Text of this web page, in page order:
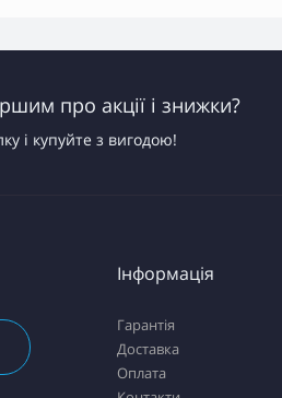
про акції і знижки?
і купуйте з вигодою!
Інформація
Гарантія
Доставка
Оплата